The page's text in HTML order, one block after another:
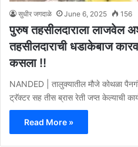
सुधीर जगदाळे June 6, 2025 156
पुरुष तहसीलदाराला लाजवेल
तहसीलदाराची धडाकेबाज
कसला !!
NANDED | तालुक्यातील मौजे कोथळा
ट्रॅक्टर सह तीस ब्रास रेती जप्त केल्याची
Read More »